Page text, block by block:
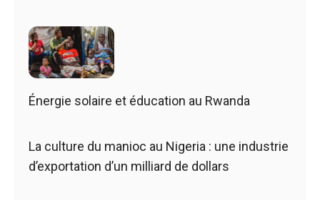
Énergie solaire et éducation au Rwanda
La culture du manioc au Nigeria : une industrie
d’exportation d’un milliard de dollars